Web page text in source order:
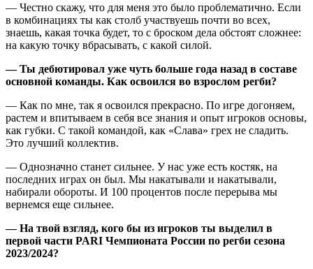
— Честно скажу, что для меня это было проблематично. Если
в комбинациях ты как столб участвуешь почти во всех,
знаешь, какая точка будет, то с броском дела обстоят сложнее:
на какую точку вбрасывать, с какой силой.
— Ты дебютировал уже чуть больше года назад в составе
основной команды. Как освоился во взрослом регби?
— Как по мне, так я освоился прекрасно. По игре догоняем,
растем и впитываем в себя все знания и опыт игроков основы,
как губки. С такой командой, как «Слава» грех не сладить.
Это лучший коллектив.
— Однозначно станет сильнее. У нас уже есть костяк, на
последних играх он был. Мы накатывали и накатывали,
набирали обороты. И 100 процентов после перерыва мы
вернемся еще сильнее.
— На твой взгляд, кого бы из игроков ты выделил в
первой части PARI Чемпионата России по регби сезона
2023/2024?